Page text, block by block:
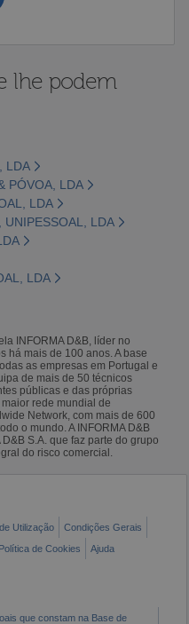
lhe podem
LDA
PÓVOA, LDA
LDA
UNIPESSOAL, LDA
LDA
INFORMA D&B, líder no
há mais de 100 anos. A base
as empresas em Portugal e
de mais de 50 técnicos
públicas e das próprias
rede mundial de
Network, com mais de 600
o mundo. A INFORMA D&B
S.A. que faz parte do grupo
do risco comercial.
Utilização
Condições Gerais
Política de Cookies Ajuda
que constam na Base de